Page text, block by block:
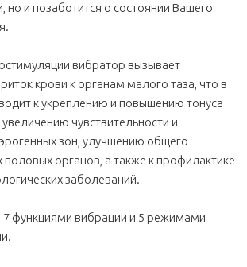
но и позаботится о состоянии Вашего
вибратор вызывает
крови к органам малого таза, что в
к укреплению и повышению тонуса
чувствительности и
зон, улучшению общего
половых органов, а также к профилактике
заболеваний.
7 функциями вибрации и 5 режимами